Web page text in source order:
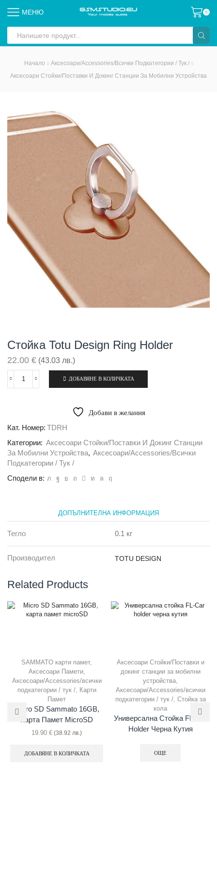
МЕНЮ 0
input
Начало
Аксесоари/Accessories/всички Подкатегории / Тук /
Аксесоари Стойки/Поставки И Докинг Станции За Мобилни Устройства
Стойка Totu Design Ring Holder
22.00 € (43.03 лв.)
количество
Ring
ДОБАВЯНЕ В КОЛИЧКАТА
Добави в желания
Кат. Номер: TDRH
Категории: Аксесоари Стойки/Поставки И Докинг Станции
За Мобилни Устройства, Аксесоари/Accessories/всички
Подкатегории / Тук /
Сподели в:
ДОПЪЛНИТЕЛНА ИНФОРМАЦИЯ
Тегло 0.1 кг
Производител TOTU DESIGN
Related Products
SAMMATO карти памет,
Аксесоари Памети,
Аксесоари/Accessories/всички
подкатегории / тук /,
Карти
Памет
Micro SD Sammato 16GB,
Карта Памет MicroSD
19.90 € (38.92 лв.)
ДОБАВЯНЕ В КОЛИЧКАТА
Аксесоари Стойки/Поставки и
докинг станции за мобилни
устройства
Аксесоари/Accessories/всички
подкатегории / тук /, Стойка за
кола
Универсална Стойка FL-Car
Holder Черна Кутия
ОЩЕ